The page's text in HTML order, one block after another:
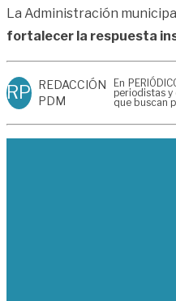
La Administración
fortalecer la respuesta
RP REDACCIÓN
PDM
En
periodistas
que buscan